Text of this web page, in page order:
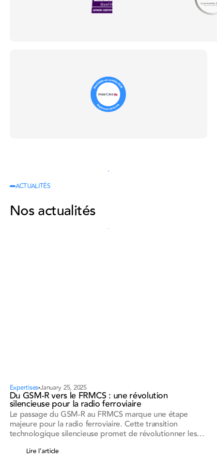
En savoir plus sur nos certifications
ACTUALITÉS
Nos actualités
Voir les actualités
Expertises January 25, 2025
Du GSM-R vers le FRMCS : une révolution
silencieuse pour la radio ferroviaire
Le passage du GSM-R au FRMCS marque une étape
majeure pour la radio ferroviaire. Cette transition
technologique silencieuse promet de révolutionner les
communications et la sécurité du secteur, ouvrant la voie
à des systèmes plus modernes et performants.
Lire l’article